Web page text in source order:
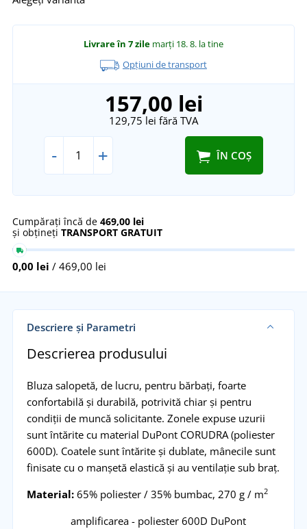
Livrare în 7 zile marți 18. 8. la tine
Opțiuni de transport
157,00 lei
129,75 lei fără TVA
- + ÎN COȘ
Cumpărați încă de 469,00 lei
și obțineți TRANSPORT GRATUIT
0,00 lei / 469,00 lei
Descriere și Parametri
Descrierea produsului
Bluza salopetă, de lucru, pentru bărbați, foarte
confortabilă și durabilă, potrivită chiar și pentru
condiții de muncă solicitante. Zonele expuse uzurii
sunt întărite cu material DuPont CORUDRA (poliester
600D). Coatele sunt întărite și dublate, mânecile sunt
finisate cu o manșetă elastică și au ventilație sub braț.
Material:65% poliester / 35% bumbac, 270 g / m2
amplificarea - poliester 600D DuPont